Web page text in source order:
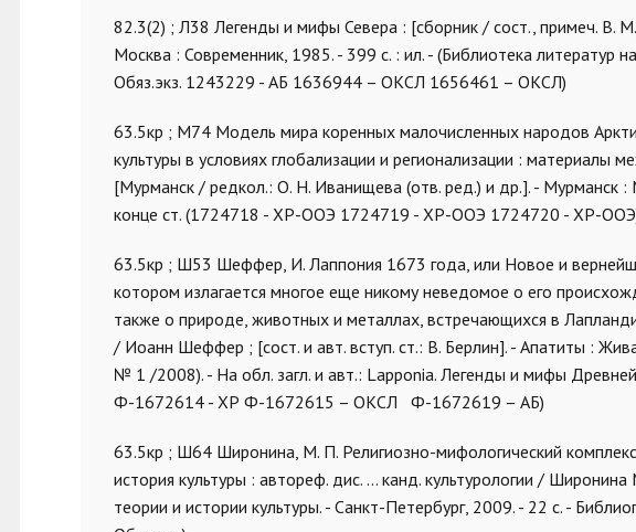
82.3(2) ; Л38 Легенды и мифы Севера : [сборник / сост., примеч. В.
Москва : Современник, 1985. - 399 с. : ил. - (Библиотека литератур
Обяз.экз. 1243229 - АБ 1636944 – ОКСЛ 1656461 – ОКСЛ)
63.5кр ; М74 Модель мира коренных малочисленных народов
культуры в условиях глобализации и регионализации : материалы
[Мурманск / редкол.: О. Н. Иванищева (отв. ред.) и др.]. - Мурманск :
конце ст. (1724718 - ХР-ООЭ 1724719 - ХР-ООЭ 1724720 - ХР-
63.5кр ; Ш53 Шеффер, И. Лаппония 1673 года, или Новое и
котором излагается многое еще никому неведомое о его
также о природе, животных и металлах, встречающихся в
/ Иоанн Шеффер ; [сост. и авт. вступ. ст.: В. Берлин]. - Апатиты :
№ 1 /2008). - На обл. загл. и авт.: Lapponia. Легенды и мифы
Ф-1672614 - ХР Ф-1672615 – ОКСЛ Ф-1672619 – АБ)
63.5кр ; Ш64 Широнина, М. П. Религиозно-мифологический
история культуры : автореф. дис. ... канд. культурологии /
теории и истории культуры. - Санкт-Петербург, 2009. - 22 с. -